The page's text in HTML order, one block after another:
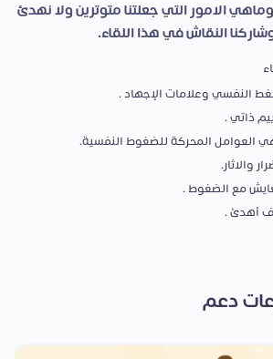
وماهي الامور التي جعلتنا متوترين ولا نهدئ
النقاش في هذا اللقاء.
النفسي وعلامات الإجهاد .
ذاتي .
العوامل المحركة للضغوط النفسية.
والاثار.
مع الضغوط .
أهدئ .
دعم